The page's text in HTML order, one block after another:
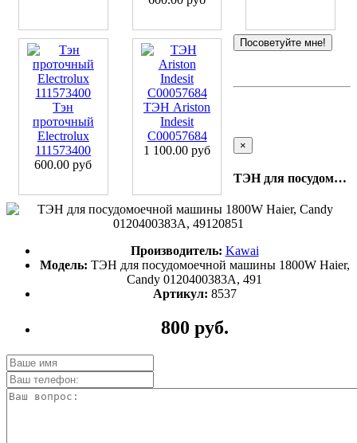
Тэн
проточный
Electrolux
111573400
600.00 руб
ТЭН Ariston
Indesit
C00057684
1 100.00 руб
Посоветуйте мне!
×
ТЭН для посудомоечной машины 1800W Haier, Candy 0120400383A, 49120851
Производитель: Kawai
Модель: ТЭН для посудомоечной машины 1800W Haier,
Candy 0120400383A, 491
Артикул: 8537
800 руб.